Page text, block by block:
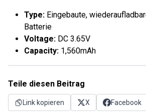
Type: Eingebaute,
Batterie
Voltage: DC 3.65V
Capacity: 1,560mAh
Teile diesen Beitrag
Link kopieren X Facebook